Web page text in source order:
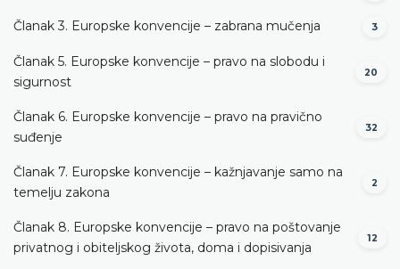
Članak 3. Europske konvencije – zabrana mučenja 3
Članak 5. Europske konvencije – pravo na slobodu i
sigurnost
20
Članak 6. Europske konvencije – pravo na pravično
suđenje
32
Članak 7. Europske konvencije – kažnjavanje samo na
temelju zakona
2
Članak 8. Europske konvencije – pravo na poštovanje
privatnog i obiteljskog života, doma i dopisivanja
12